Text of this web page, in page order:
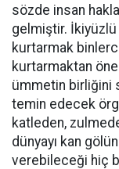
sözde insan
gelmiştir. İkiyüzlü
kurtarmak
kurtarmaktan
ümmetin birliğini
temin edecek
katleden,
dünyayı kan
verebileceği hiç